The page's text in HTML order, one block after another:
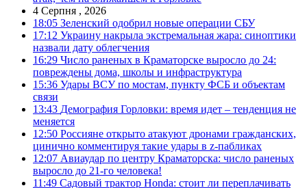
4 Серпня , 2026
18:05 Зеленский одобрил новые операции СБУ
17:12 Украину накрыла экстремальная жара: синоптики
назвали дату облегчения
16:29 Число раненых в Краматорске выросло до 24:
повреждены дома, школы и инфраструктура
15:36 Удары ВСУ по мостам, пункту ФСБ и объектам
связи
13:43 Демография Горловки: время идет – тенденция не
меняется
12:50 Россияне открыто атакуют дронами гражданских,
цинично комментируя такие удары в z-пабликах
12:07 Авиаудар по центру Краматорска: число раненых
выросло до 21-го человека!
11:49 Садовый трактор Honda: стоит ли переплачивать